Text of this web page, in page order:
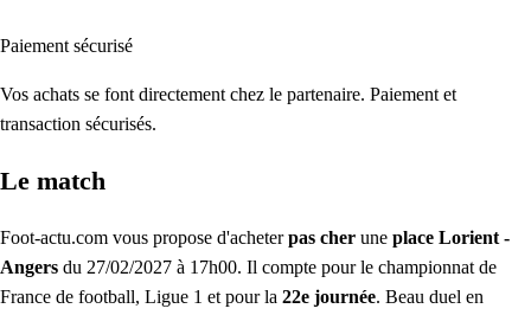
Paiement sécurisé
Vos achats se font directement chez le partenaire. Paiement et
transaction sécurisés.
Le match
Foot-actu.com vous propose d'acheterpas cher une place Lorient -
Angers du 27/02/2027 à 17h00. Il compte pour le championnat de
France de football, Ligue 1 et pour la 22e journée. Beau duel en